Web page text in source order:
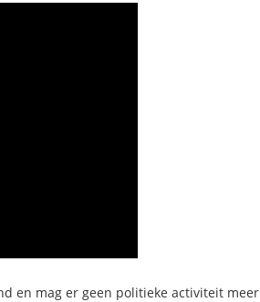
en mag er geen politieke activiteit meer